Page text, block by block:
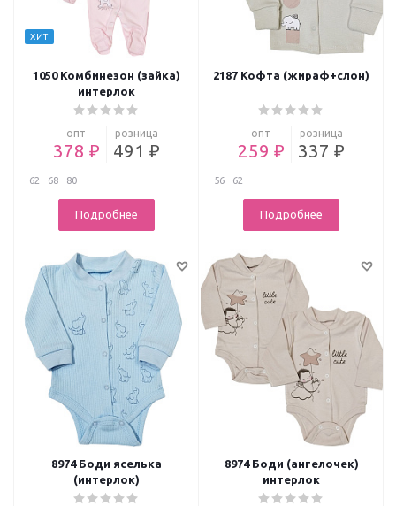
ХИТ
1050 Комбинезон (зайка)
интерлок
опт
378 ₽
розница
491 ₽
62 68 80
Подробнее
2187 Кофта (жираф+слон)
опт
259 ₽
розница
337 ₽
56 62
Подробнее
8974 Боди яселька
(интерлок)
8974 Боди (ангелочек)
интерлок